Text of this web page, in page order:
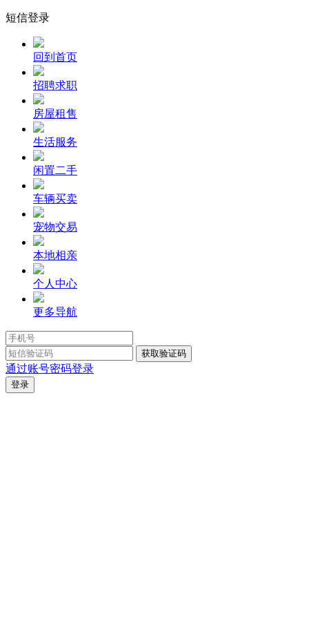
短信登录
回到首页
招聘求职
房屋租售
生活服务
闲置二手
车辆买卖
宠物交易
本地相亲
个人中心
更多导航
通过账号密码登录